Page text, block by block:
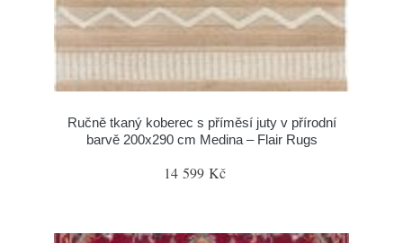
Ručně tkaný koberec s příměsí juty v přírodní
barvě 200x290 cm Medina – Flair Rugs
14 599 Kč